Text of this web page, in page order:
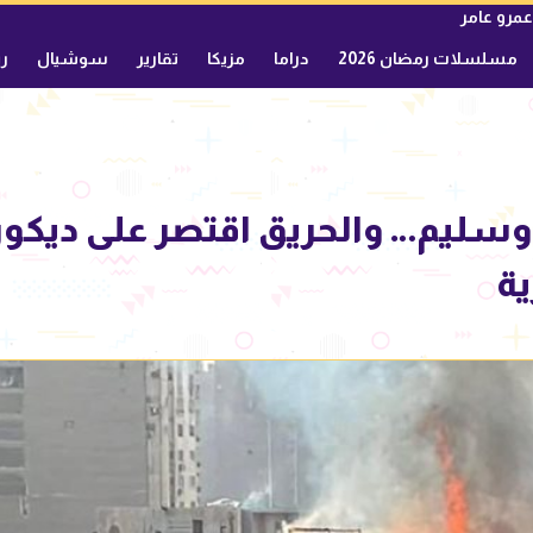
عمرو عامر
مسلسلات رمضان 2026 دراما مزيكا تقارير سوشيال
والحريق اقتصر على